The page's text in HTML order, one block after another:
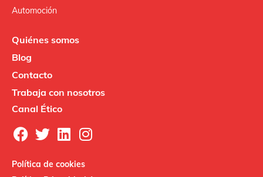
Automoción
Quiénes somos
Blog
Contacto
Trabaja con nosotros
Canal Ético
Política de cookies